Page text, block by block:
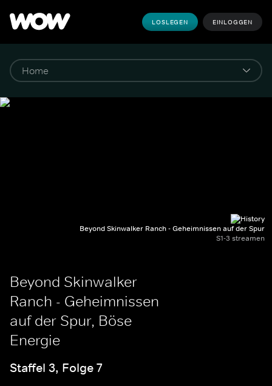
LOSLEGEN EINLOGGEN
Beyond Skinwalker Ranch - Geheimnissen auf der Spur
S1-3 streamen
Beyond Skinwalker
Ranch - Geheimnissen
auf der Spur, Böse
Energie
Staffel 3, Folge 7